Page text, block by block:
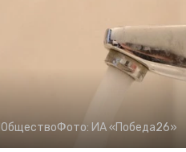
ОбществоФото: ИА «Победа26»